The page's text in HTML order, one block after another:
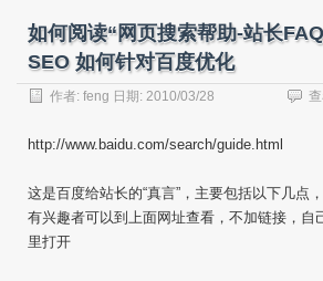
如何阅读“网页搜索帮助-站长
SEO 如何针对百度优化
作者: feng 日期: 2010/03/28
http://www.baidu.com/search/guide.html
这是百度给站长的“真言”，主要包括以下几点
有兴趣者可以到上面网址查看，不加链接，自
里打开